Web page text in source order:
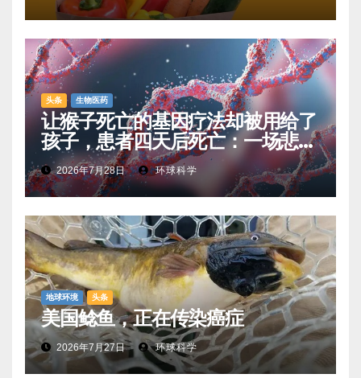
头条 生物医药
让猴子死亡的基因疗法却被用给了
孩子，患者四天后死亡：一场悲剧
如何让基因治疗领域停滞十年
2026年7月28日 环球科学
地球环境 头条
美国鲶鱼，正在传染癌症
2026年7月27日 环球科学